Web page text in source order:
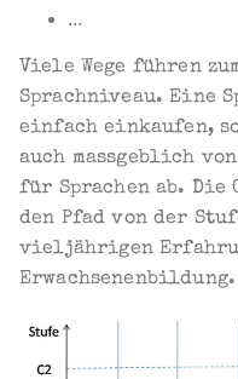
...
Viele Wege führen
Sprachniveau. Eine
einfach einkaufen,
auch massgeblich
für Sprachen ab.
den Pfad von der
vieljährigen
Erwachsenenbildung.